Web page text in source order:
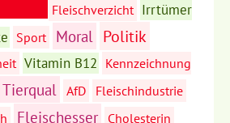
Fleischverzicht Irrtümer
Sport Moral Politik
Vitamin B12 Kennzeichnung
Tierqual AfD
Fleischindustrie
Fleischesser Cholesterin